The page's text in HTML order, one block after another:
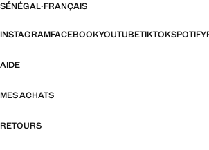
SÉNÉGAL·FRANÇAIS
INSTAGRAMFACEBOOKYOUTUBETIKTOKSPOTIFY
AIDE
MES ACHATS
RETOURS